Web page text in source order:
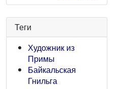
Теги
Художник из
Примы
Байкальская
Гнильга